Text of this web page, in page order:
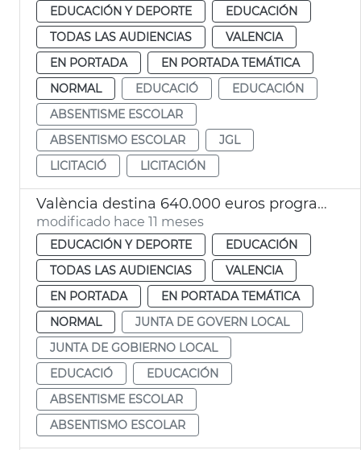
EDUCACIÓN Y DEPORTE
EDUCACIÓN
TODAS LAS AUDIENCIAS
VALENCIA
EN PORTADA
EN PORTADA TEMÁTICA
NORMAL
EDUCACIÓ
EDUCACIÓN
ABSENTISME ESCOLAR
ABSENTISMO ESCOLAR
JGL
LICITACIÓ
LICITACIÓN
València destina 640.000 euros programa contra absentismo escolar
modificado hace 11 meses
EDUCACIÓN Y DEPORTE
EDUCACIÓN
TODAS LAS AUDIENCIAS
VALENCIA
EN PORTADA
EN PORTADA TEMÁTICA
NORMAL
JUNTA DE GOVERN LOCAL
JUNTA DE GOBIERNO LOCAL
EDUCACIÓ
EDUCACIÓN
ABSENTISME ESCOLAR
ABSENTISMO ESCOLAR